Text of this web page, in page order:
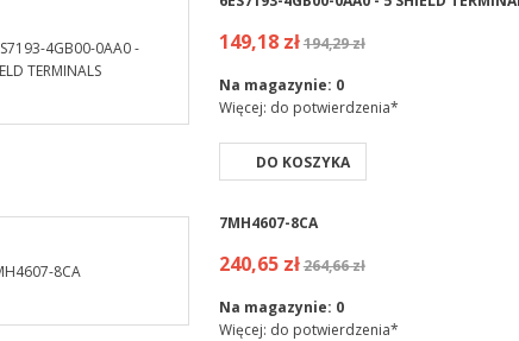
149,18 zł194,29 zł
Na magazynie: 0
Więcej: do potwierdzenia*
DO KOSZYKA
7MH4607-8CA
240,65 zł264,66 zł
Na magazynie: 0
Więcej: do potwierdzenia*